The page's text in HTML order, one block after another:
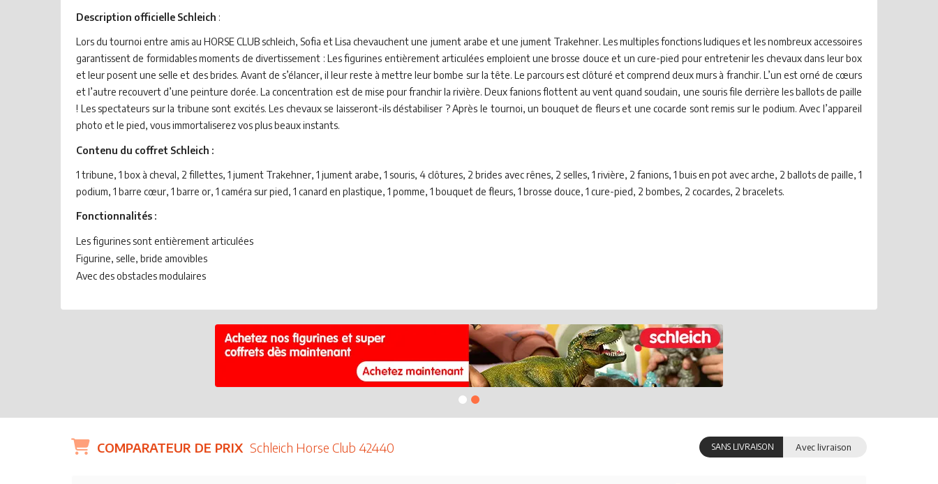
Description officielle Schleich :
Lors du tournoi entre amis au HORSE CLUB schleich, Sofia et Lisa chevauchent une jument arabe et une jument Trakehner. Les multiples fonctions ludiques et les nombreux accessoires
garantissent de formidables moments de divertissement : Les figurines entièrement articulées emploient une brosse douce et un cure-pied pour entretenir les chevaux dans leur box
et leur posent une selle et des brides. Avant de s’élancer, il leur reste à mettre leur bombe sur la tête. Le parcours est clôturé et comprend deux murs à franchir. L’un est orné de cœurs
et l’autre recouvert d’une peinture dorée. La concentration est de mise pour franchir la rivière. Deux fanions flottent au vent quand soudain, une souris file derrière les ballots de paille
! Les spectateurs sur la tribune sont excités. Les chevaux se laisseront-ils déstabiliser ? Après le tournoi, un bouquet de fleurs et une cocarde sont remis sur le podium. Avec l’appareil
photo et le pied, vous immortaliserez vos plus beaux instants.
Contenu du coffret Schleich :
1 tribune, 1 box à cheval, 2 fillettes, 1 jument Trakehner, 1 jument arabe, 1 souris, 4 clôtures, 2 brides avec rênes, 2 selles, 1 rivière, 2 fanions, 1 buis en pot avec arche, 2 ballots de paille, 1
podium, 1 barre cœur, 1 barre or, 1 caméra sur pied, 1 canard en plastique, 1 pomme, 1 bouquet de fleurs, 1 brosse douce, 1 cure-pied, 2 bombes, 2 cocardes, 2 bracelets.
Fonctionnalités :
Les figurines sont entièrement articulées
Figurine, selle, bride amovibles
Avec des obstacles modulaires
COMPARATEUR DE PRIX Schleich Horse Club 42440 SANS LIVRAISON Avec livraison